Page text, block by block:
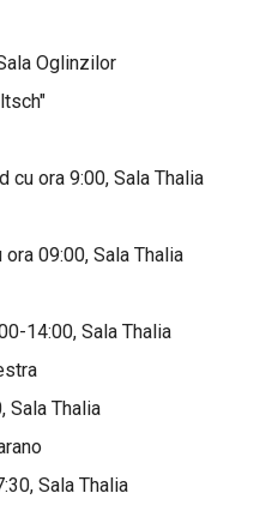
Oglinzilor
cu ora 9:00, Sala Thalia
09:00, Sala Thalia
14:00, Sala Thalia
Sala Thalia
Sala Thalia